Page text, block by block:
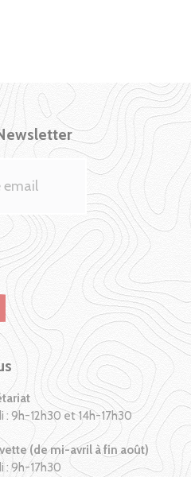
: 9h-12h30 et 14h-17h30
(de mi-avril à fin août)
: 9h-17h30